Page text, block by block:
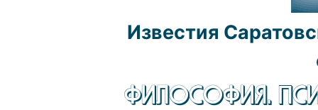
Известия
ФИЛОСОФИЯ.